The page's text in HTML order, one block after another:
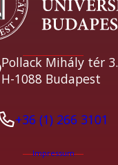
Pollack Mihály tér 3.
H-1088 Budapest
+36 (1) 266 3101
Impressum